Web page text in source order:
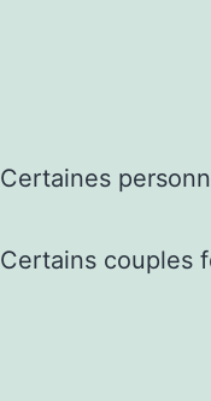
Certaines
Certains couples